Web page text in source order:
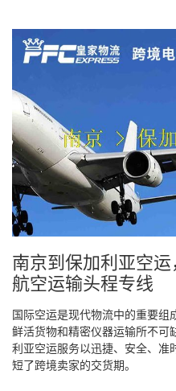
南京到保加利亚空
航空运输头程专线
国际空运是现代物流中的重要组
鲜活货物和精密仪器运输所不可
利亚空运服务以迅捷、安全、准
短了跨境卖家的交货期。